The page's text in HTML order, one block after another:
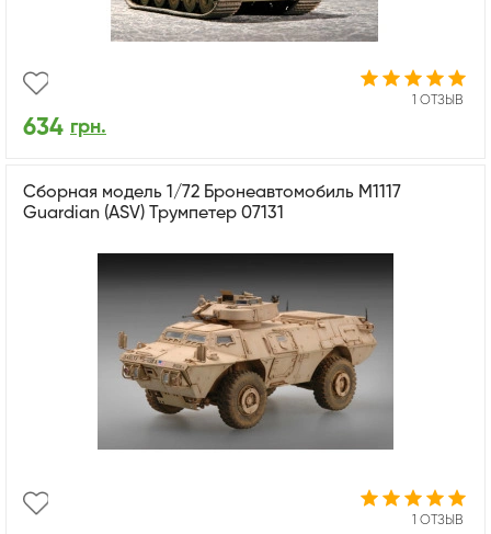
1 ОТЗЫВ
634 грн.
Сборная модель 1/72 Бронеавтомобиль M1117
Guardian (ASV) Трумпетер 07131
1 ОТЗЫВ